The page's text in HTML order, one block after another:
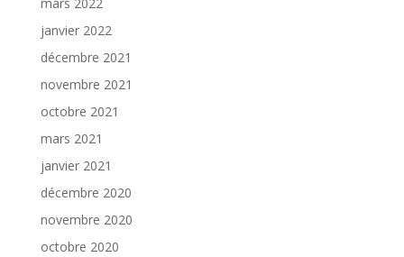
janvier 2022
décembre 2021
novembre 2021
octobre 2021
mars 2021
janvier 2021
décembre 2020
novembre 2020
octobre 2020